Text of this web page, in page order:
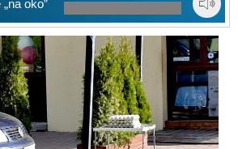
oko”